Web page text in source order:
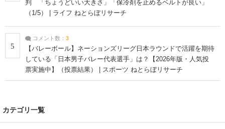
判 「ちょうどいい大きさ」「保冷剤を止めるベルトが良い」
（1/5） | ライフ ねとらぼリサーチ
5
コメント数： 3
【バレーボール】ネーションズリーグ日本ラウンドで活躍を期待
している「日本男子バレー代表選手」は？【2026年版・人気投
票実施中】（投票結果） | スポーツ ねとらぼリサーチ
カテゴリ一覧